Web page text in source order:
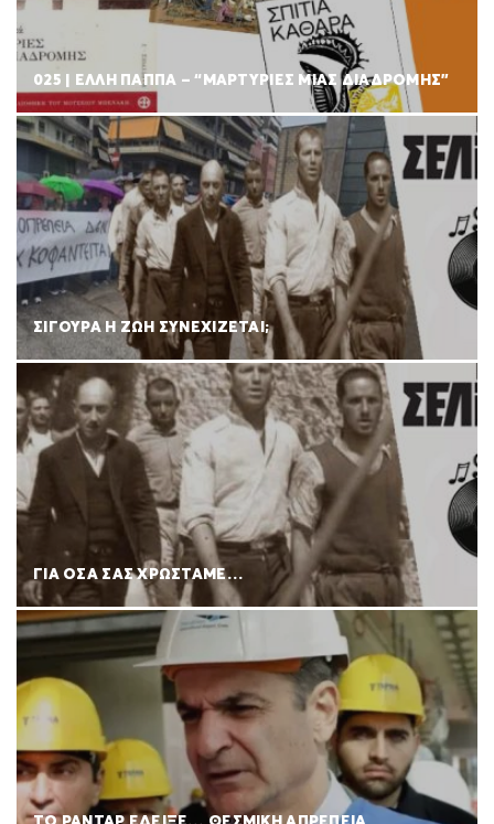
025 | ΕΛΛΗ ΠΑΠΠΑ – “ΜΑΡΤΥΡΙΕΣ ΜΙΑΣ ΔΙΑΔΡΟΜΗΣ”
ΣΙΓΟΥΡΑ Η ΖΩΗ ΣΥΝΕΧΙΖΕΤΑΙ;
ΓΙΑ ΟΣΑ ΣΑΣ ΧΡΩΣΤΑΜΕ…